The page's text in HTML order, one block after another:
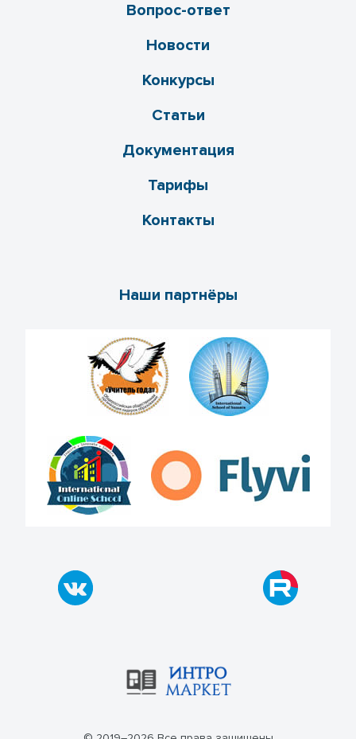
Вопрос-ответ
Новости
Конкурсы
Статьи
Документация
Тарифы
Контакты
Наши партнёры